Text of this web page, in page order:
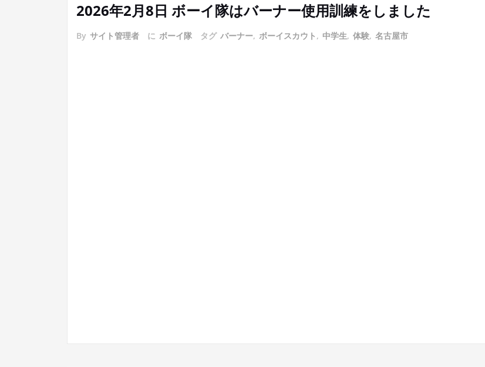
2026年2月8日 ボーイ隊はバーナー使用訓練をしました
By サイト管理者 に ボーイ隊 タグ バーナー, ボーイスカウト , 中学生, 体験, 名古屋市